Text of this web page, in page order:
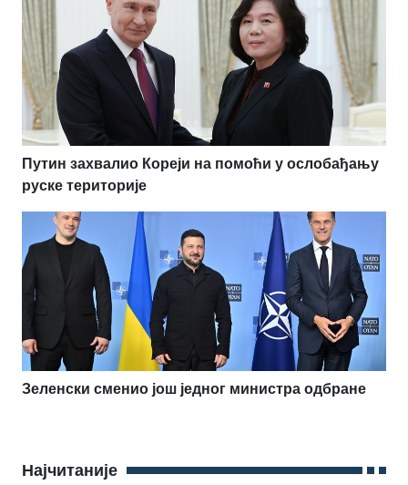
Путин захвалио Кореји на помоћи у ослобађању
руске територије
Зеленски сменио још једног министра одбране
Најчитаније